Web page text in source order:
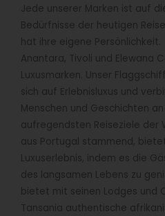
Jede unserer Marken ist auf
Bedürfnisse der heutigen
hat ihre eigene Persönlichkeit.
Anantara, Tivoli und Elewana
Luxusmarken. Unser Flaggschiff
sich auf Erlebnisluxus und
Menschen und Geschichten
aufregendsten Reiseziele der
aus Portugal stammend,
Luxuserlebnis, indem es die
des langsamen Lebens zu
bietet mit seinen Lodges und
Tansania authentische